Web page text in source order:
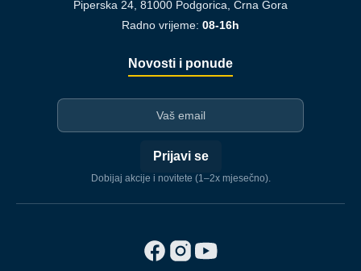
Piperska 24, 81000 Podgorica, Crna Gora
Radno vrijeme: 08-16h
Novosti i ponude
Prijavi se
Dobijaj akcije i novitete (1–2x mjesečno).